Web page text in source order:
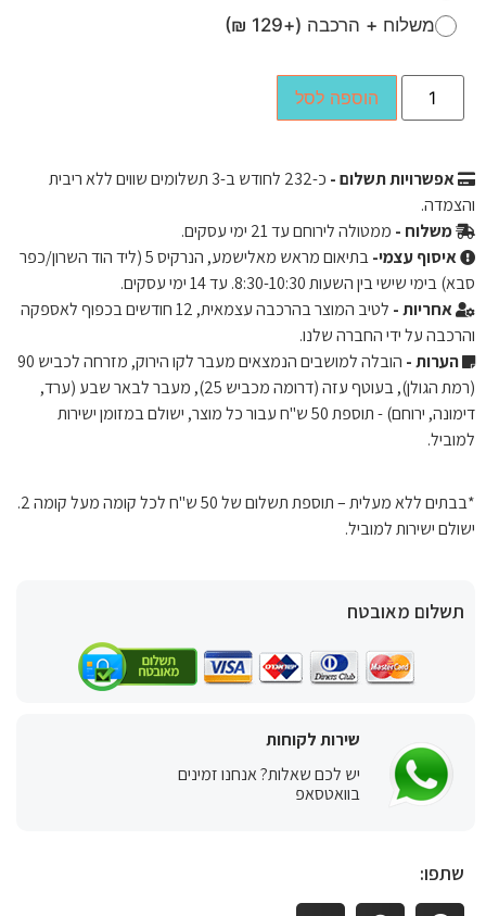
משלוח + הרכבה (+129 ₪)
הוספה לסל
אפשרויות תשלום - כ-232
לחודש ב-3 תשלומים שווים ללא ריבית
והצמדה.
משלוח - ממטולה לירוחם עד 21 ימי עסקים.
איסוף עצמי-
בתיאום מראש מאלישמע, הנרקיס 5 (ליד הוד השרון/כפר
סבא) בימי שישי בין השעות 8:30-10:30. עד 14 ימי עסקים.
אחריות -
לטיב המוצר בהרכבה עצמאית, 12 חודשים בכפוף לאספקה ​​
והרכבה על ידי החברה שלנו.
הערות -
הובלה למושבים הנמצאים מעבר לקו הירוק, מזרחה לכביש 90
(רמת הגולן), בעוטף עזה (דרומה מכביש 25), מעבר לבאר שבע (ערד,
דימונה, ירוחם) - תוספת 50 ש"ח עבור כל מוצר, ישולם במזומן ישירות
למוביל.
*בבתים ללא מעלית – תוספת תשלום של 50 ש"ח לכל קומה מעל קומה 2.
ישולם ישירות למוביל.
תשלום מאובטח
שירות לקוחות
יש לכם שאלות? אנחנו זמינים
בוואטסאפ
שתפו: